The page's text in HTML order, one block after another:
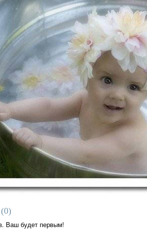
0)
Ваш будет первым!